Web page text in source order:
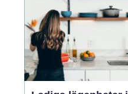
uppskattas.
Kombinationen av
keramik, ...